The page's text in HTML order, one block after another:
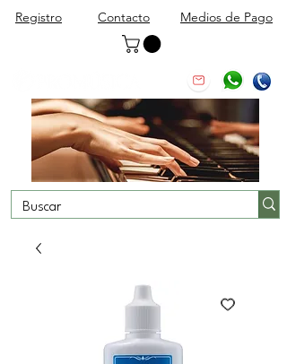
Registro Contacto Medios de Pago